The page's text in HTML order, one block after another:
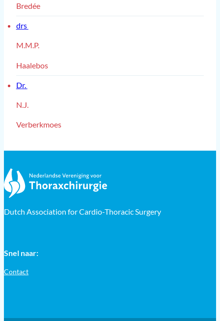
Bredée
drs
M.M.P.
Haalebos
Dr.
N.J.
Verberkmoes
Dutch Association for Cardio-Thoracic Surgery
Snel naar:
Contact